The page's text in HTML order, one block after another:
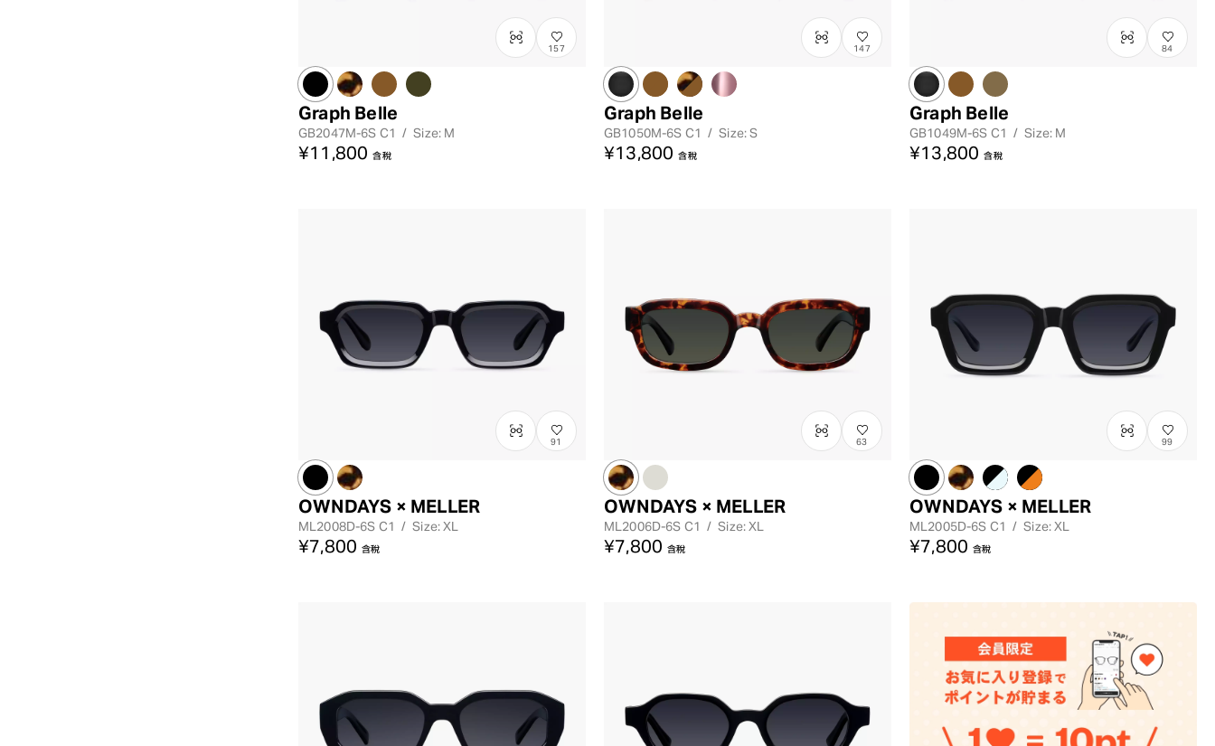
157
Graph Belle
GB2047M-6S C1 / Size: M
¥11,800 含稅
147
Graph Belle
GB1050M-6S C1 / Size: S
¥13,800 含稅
84
Graph Belle
GB1049M-6S C1 / Size: M
¥13,800 含稅
91
OWNDAYS × MELLER
ML2008D-6S C1 / Size: XL
¥7,800 含稅
63
OWNDAYS × MELLER
ML2006D-6S C1 / Size: XL
¥7,800 含稅
99
OWNDAYS × MELLER
ML2005D-6S C1 / Size: XL
¥7,800 含稅